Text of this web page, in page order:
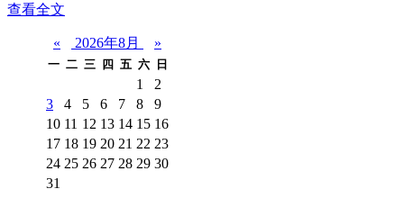
查看全文
« 2026年8月 »
一 二 三 四 五 六 日
1
2
3
4 5 6 7 8
9
10 11 12 13 14 15 16
17 18 19 20 21 22 23
24 25 26 27 28 29 30
31